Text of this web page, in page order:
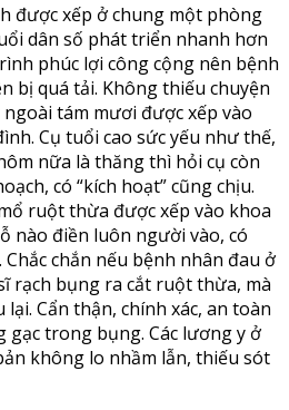
được xếp ở chung một phòng
dân số phát triển nhanh hơn
phúc lợi công cộng nên bệnh
bị quá tải. Không thiếu chuyện
tám mươi được xếp vào
Cụ tuổi cao sức yếu như thế,
nữa là thăng thì hỏi cụ còn
có “kích hoạt” cũng chịu.
ruột thừa được xếp vào khoa
nào điền luôn người vào, có
chắn nếu bệnh nhân đau ở
rạch bụng ra cắt ruột thừa, mà
Cẩn thận, chính xác, an toàn
gạc trong bụng. Các lương y ở
không lo nhầm lẫn, thiếu sót